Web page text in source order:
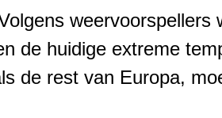
de huidige extreme
de rest van Europa,